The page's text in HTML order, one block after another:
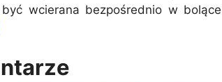
wcierana bezpośrednio w bolące